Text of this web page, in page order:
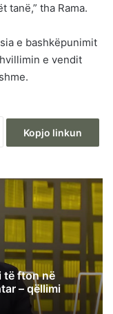
tanë,” tha Rama.
e bashkëpunimit
e vendit
Kopjo linkun
të fton në
– qëllimi